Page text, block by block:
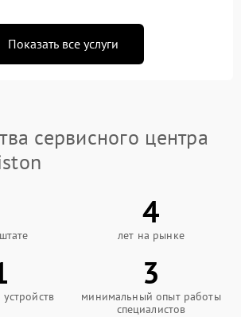
Показать все услуги
сервисного центра
4
лет на рынке
3
минимальный опыт работы
специалистов